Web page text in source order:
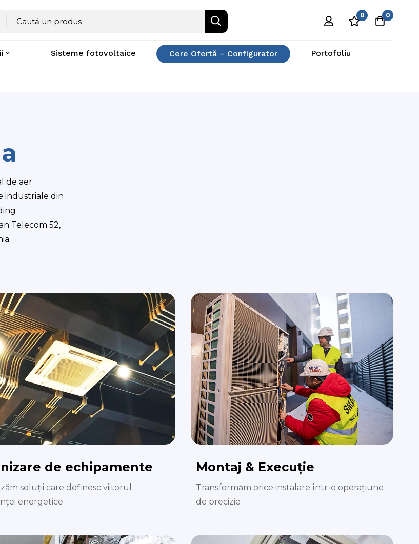
0 0
Sisteme fotovoltaice Cere Ofertă – Configurator Portofoliu
de aer
industriale din
Telecom 52,
de echipamente
soluții care definesc viitorul
energetice
Montaj & Execuție
Transformăm orice instalare într-o operațiune
de precizie